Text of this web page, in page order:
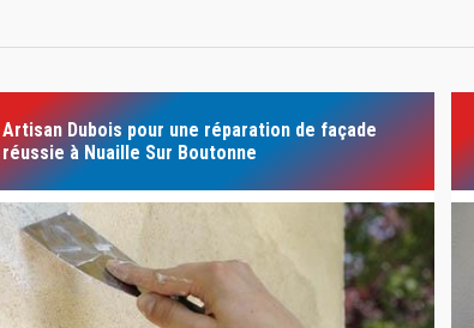
Artisan Dubois pour une réparation de façade
réussie à Nuaille Sur Boutonne